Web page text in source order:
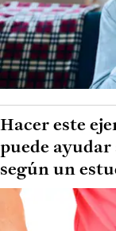
Hacer este
puede
según un